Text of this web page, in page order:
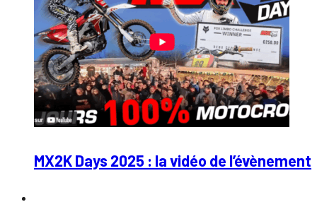
MX2K Days 2025 : la vidéo de l’évènement